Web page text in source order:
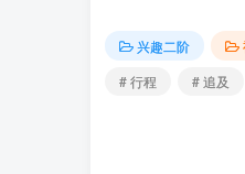
兴趣二阶
# 行程
# 追及